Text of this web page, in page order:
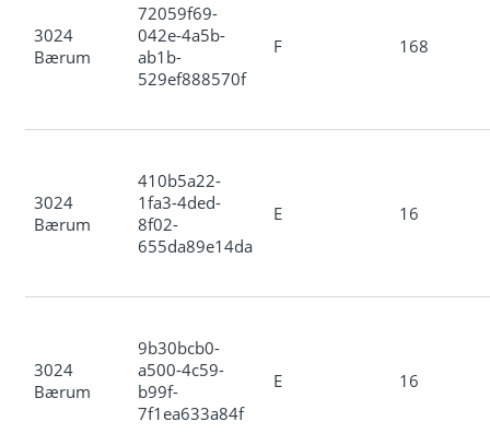
3024
Bærum
72059f69-
042e-4a5b-
ab1b-
529ef888570f
F 168
3024
Bærum
410b5a22-
1fa3-4ded-
8f02-
655da89e14da
E 16
3024
Bærum
9b30bcb0-
a500-4c59-
b99f-
7f1ea633a84f
E 16